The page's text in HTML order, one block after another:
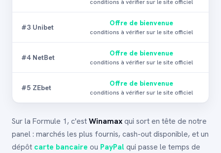
conditions à vérifier sur le site officiel
#3 Unibet Offre de bienvenue
conditions à vérifier sur le site officiel
#4 NetBet Offre de bienvenue
conditions à vérifier sur le site officiel
#5 ZEbet Offre de bienvenue
conditions à vérifier sur le site officiel
Sur la Formule 1, c'estWinamaxqui sort en tête de notre
panel : marchés les plus fournis, cash-out disponible, et un
dépôt carte bancaire ou PayPal qui passe le temps de